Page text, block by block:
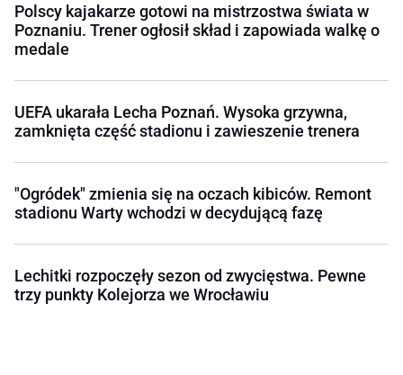
Polscy kajakarze gotowi na mistrzostwa świata w
Poznaniu. Trener ogłosił skład i zapowiada walkę o
medale
UEFA ukarała Lecha Poznań. Wysoka grzywna,
zamknięta część stadionu i zawieszenie trenera
"Ogródek" zmienia się na oczach kibiców. Remont
stadionu Warty wchodzi w decydującą fazę
Lechitki rozpoczęły sezon od zwycięstwa. Pewne
trzy punkty Kolejorza we Wrocławiu